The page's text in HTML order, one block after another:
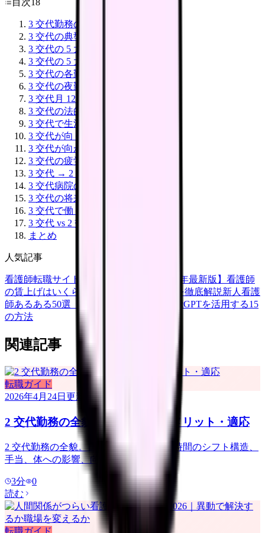
目次18
3 交代勤務の基本
3 交代の典型シフト
3 交代の 5 大メリット
3 交代の 5 大デメリット
3 交代の各勤務時間帯
3 交代の夜勤手当
3 交代月 12 回の年収モデル
3 交代の法的規制
3 交代で生活リズム守るコツ
3 交代が向くタイプ
3 交代が向かないタイプ
3 交代の疲労対策
3 交代 → 2 交代への移行
3 交代病院の例
3 交代の将来性
3 交代で働くコツ
3 交代 vs 2 交代どちらを選ぶか
まとめ
人気記事
看護師転職サイトランキングTOP5【2026年最新版】 看護師
の賃上げはいくら？2026年度の最新情報を徹底解説新人看護
師あるある50選【共感必至】
看護師がChatGPTを活用する15
の方法
関連記事
転職ガイド
2026年4月24日 更新
2 交代勤務の全貌｜メリット・デメリット・適応
2 交代勤務の全貌。日勤 8 時間+夜勤 16 時間のシフト構造、
手当、体への影響、向き不向きを整理。
3分
0
読む
転職ガイド